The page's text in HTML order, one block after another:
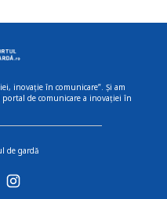
inovație în comunicare”. Și am
de comunicare a inovației în
de gardă